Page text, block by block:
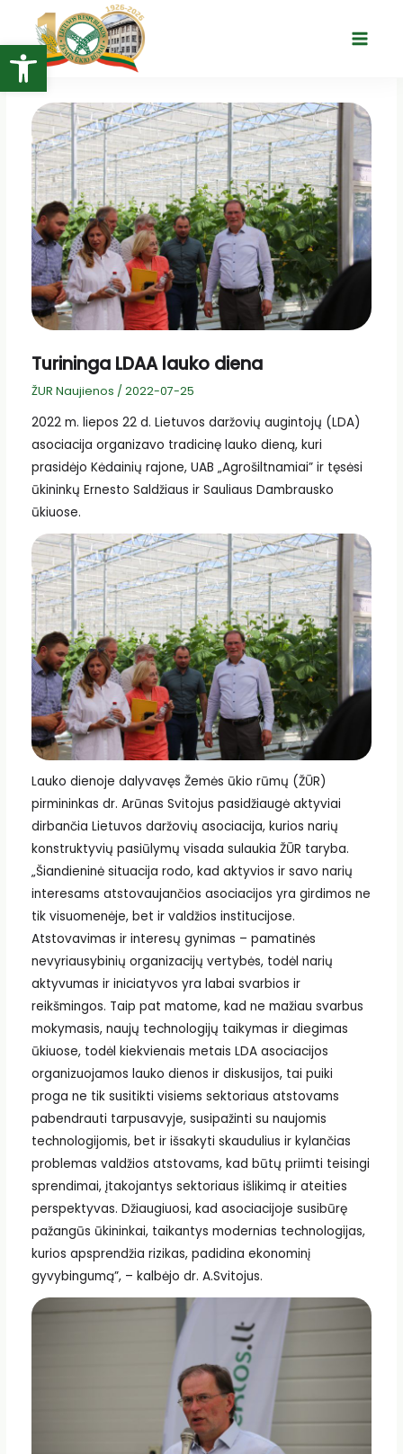
Open toolbar
turinio
Main
Turininga LDAA lauko diena
ŽUR Naujienos / 2022-07-25
2022 m. liepos 22 d. Lietuvos daržovių augintojų (LDA)
asociacija organizavo tradicinę lauko dieną, kuri
prasidėjo Kėdainių rajone, UAB „Agrošiltnamiai” ir tęsėsi
ūkininkų Ernesto Saldžiaus ir Sauliaus Dambrausko
ūkiuose.
Lauko dienoje dalyvavęs Žemės ūkio rūmų (ŽŪR)
pirmininkas dr. Arūnas Svitojus pasidžiaugė aktyviai
dirbančia Lietuvos daržovių asociacija, kurios narių
konstruktyvių pasiūlymų visada sulaukia ŽŪR taryba.
„Šiandieninė situacija rodo, kad aktyvios ir savo narių
interesams atstovaujančios asociacijos yra girdimos ne
tik visuomenėje, bet ir valdžios institucijose.
Atstovavimas ir interesų gynimas – pamatinės
nevyriausybinių organizacijų vertybės, todėl narių
aktyvumas ir iniciatyvos yra labai svarbios ir
reikšmingos. Taip pat matome, kad ne mažiau svarbus
mokymasis, naujų technologijų taikymas ir diegimas
ūkiuose, todėl kiekvienais metais LDA asociacijos
organizuojamos lauko dienos ir diskusijos, tai puiki
proga ne tik susitikti visiems sektoriaus atstovams
pabendrauti tarpusavyje, susipažinti su naujomis
technologijomis, bet ir išsakyti skaudulius ir kylančias
problemas valdžios atstovams, kad būtų priimti teisingi
sprendimai, įtakojantys sektoriaus išlikimą ir ateities
perspektyvas. Džiaugiuosi, kad asociacijoje susibūrę
pažangūs ūkininkai, taikantys modernias technologijas,
kurios apsprendžia rizikas, padidina ekonominį
gyvybingumą”, – kalbėjo dr. A.Svitojus.